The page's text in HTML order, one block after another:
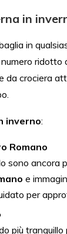
in
in
ridotto
da crociera
inverno:
Romano
sono ancora
e
per
più